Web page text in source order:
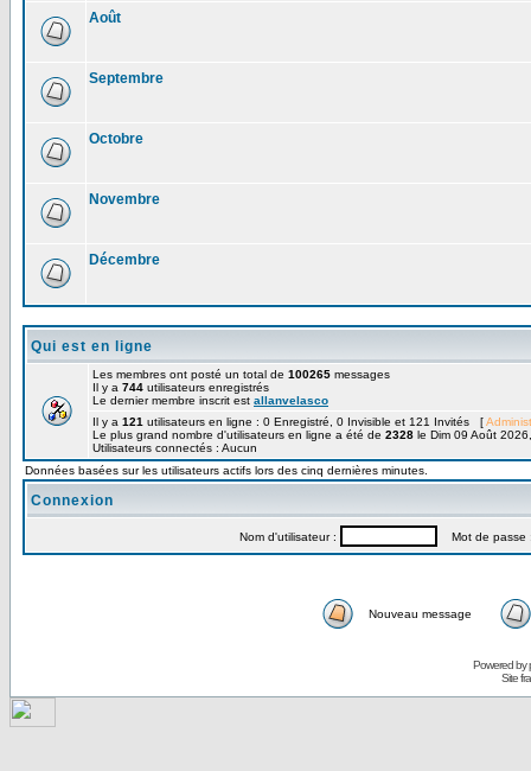
Août
Septembre
Octobre
Novembre
Décembre
Qui est en ligne
Les membres ont posté un total de 100265 messages
Il y a 744 utilisateurs enregistrés
Le dernier membre inscrit est allanvelasco
Il y a 121 utilisateurs en ligne : 0 Enregistré, 0 Invisible et 121 Invités [
Le plus grand nombre d'utilisateurs en ligne a été de 2328 le Dim 09 Août
Utilisateurs connectés : Aucun
Données basées sur les utilisateurs actifs lors des cinq dernières minutes.
Connexion
Nom d'utilisateur : Mot de passe
Nouveau message
Powered by
Site